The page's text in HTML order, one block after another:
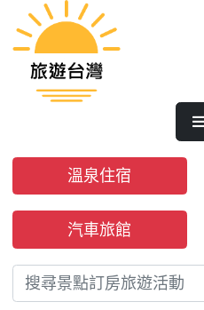
溫泉住宿
汽車旅館